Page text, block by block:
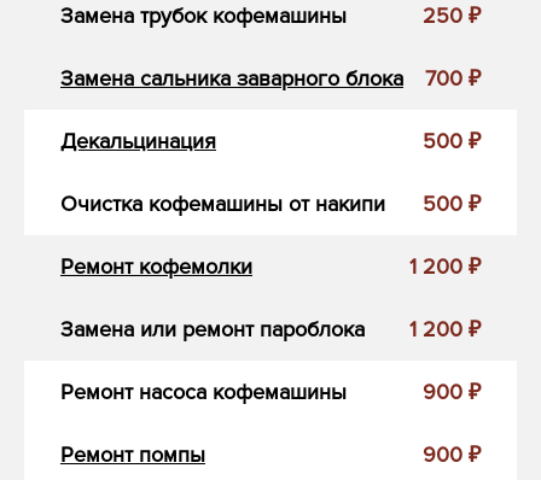
Замена трубок кофемашины 250 ₽
Замена сальника заварного блока 700 ₽
Декальцинация 500 ₽
Очистка кофемашины от накипи 500 ₽
Ремонт кофемолки 1 200 ₽
Замена или ремонт пароблока 1 200 ₽
Ремонт насоса кофемашины 900 ₽
Ремонт помпы 900 ₽